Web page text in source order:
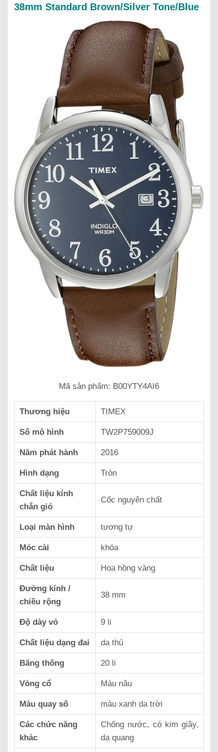
38mm Standard Brown/Silver Tone/Blue
Mã sản phẩm: B00YTY4AI6
Thương hiệu TIMEX
Số mô hình TW2P759009J
Năm phát hành 2016
Hình dạng Tròn
Chất liệu kính
chắn gió
Cốc nguyên chất
Loại màn hình tương tự
Móc cài khóa
Chất liệu Hoa hồng vàng
Đường kính /
chiều rộng
38 mm
Độ dày vỏ 9 li
Chất liệu dạng đai da thú
Băng thông 20 li
Vòng cổ Màu nâu
Màu quay số màu xanh da trời
Các chức năng
khác
Chống nước, có kim giây,
dạ quang